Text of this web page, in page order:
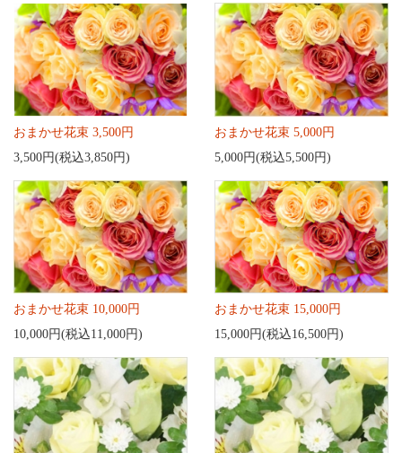
おまかせ花束 3,500円
3,500円(税込3,850円)
おまかせ花束 5,000円
5,000円(税込5,500円)
おまかせ花束 10,000円
10,000円(税込11,000円)
おまかせ花束 15,000円
15,000円(税込16,500円)